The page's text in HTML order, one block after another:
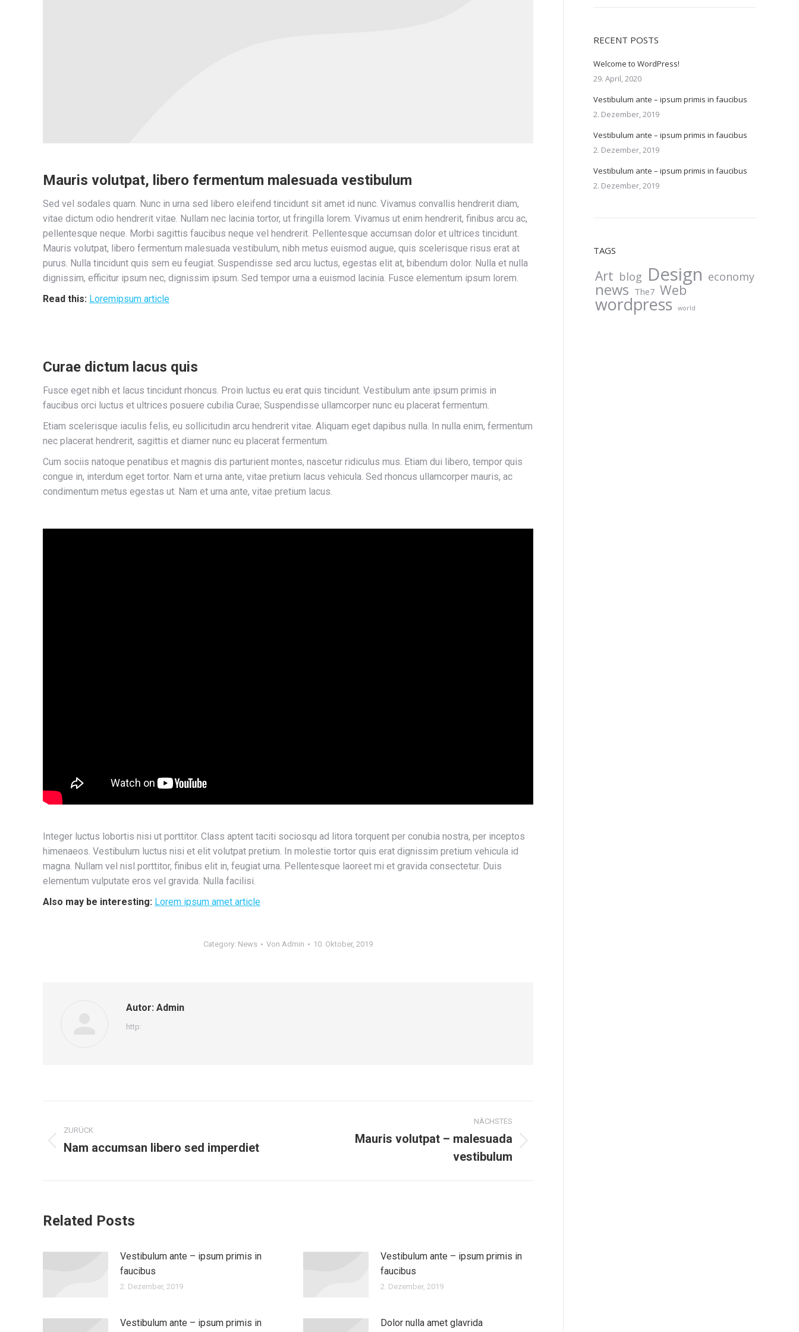
Mauris volutpat, libero fermentum malesuada vestibulum
Sed vel sodales quam. Nunc in urna sed libero eleifend tincidunt sit amet id nunc. Vivamus convallis hendrerit diam,
vitae dictum odio hendrerit vitae. Nullam nec lacinia tortor, ut fringilla lorem. Vivamus ut enim hendrerit, finibus arcu ac,
pellentesque neque. Morbi sagittis faucibus neque vel hendrerit. Pellentesque accumsan dolor et ultrices tincidunt.
Mauris volutpat, libero fermentum malesuada vestibulum, nibh metus euismod augue, quis scelerisque risus erat at
purus. Nulla tincidunt quis sem eu feugiat. Suspendisse sed arcu luctus, egestas elit at, bibendum dolor. Nulla et nulla
dignissim, efficitur ipsum nec, dignissim ipsum. Sed tempor urna a euismod lacinia. Fusce elementum ipsum lorem.
Read this: Loremipsum article
Curae dictum lacus quis
Fusce eget nibh et lacus tincidunt rhoncus. Proin luctus eu erat quis tincidunt. Vestibulum ante ipsum primis in
faucibus orci luctus et ultrices posuere cubilia Curae; Suspendisse ullamcorper nunc eu placerat fermentum.
Etiam scelerisque iaculis felis, eu sollicitudin arcu hendrerit vitae. Aliquam eget dapibus nulla. In nulla enim, fermentum
nec placerat hendrerit, sagittis et diamer nunc eu placerat fermentum.
Cum sociis natoque penatibus et magnis dis parturient montes, nascetur ridiculus mus. Etiam dui libero, tempor quis
congue in, interdum eget tortor. Nam et urna ante, vitae pretium lacus vehicula. Sed rhoncus ullamcorper mauris, ac
condimentum metus egestas ut. Nam et urna ante, vitae pretium lacus.
Integer luctus lobortis nisi ut porttitor. Class aptent taciti sociosqu ad litora torquent per conubia nostra, per inceptos
himenaeos. Vestibulum luctus nisi et elit volutpat pretium. In molestie tortor quis erat dignissim pretium vehicula id
magna. Nullam vel nisl porttitor, finibus elit in, feugiat urna. Pellentesque laoreet mi et gravida consectetur. Duis
elementum vulputate eros vel gravida. Nulla facilisi.
Also may be interesting: Lorem ipsum amet article
Category: News Von Admin 10. Oktober, 2019
Autor: Admin
http:
ZURÜCK
Vorheriger
Nam accumsan libero sed imperdiet
NÄCHSTES
Mauris volutpat – malesuada
vestibulum
Related Posts
Vestibulum ante – ipsum primis in
faucibus
2. Dezember, 2019
Vestibulum ante – ipsum primis in
faucibus
2. Dezember, 2019
Vestibulum ante – ipsum primis in
Dolor nulla amet glavrida
RECENT POSTS
Welcome to WordPress!
29. April, 2020
Vestibulum ante – ipsum primis in faucibus
2. Dezember, 2019
Vestibulum ante – ipsum primis in faucibus
2. Dezember, 2019
Vestibulum ante – ipsum primis in faucibus
2. Dezember, 2019
TAGS
Art blog Design economy
news The7 Web
wordpress world